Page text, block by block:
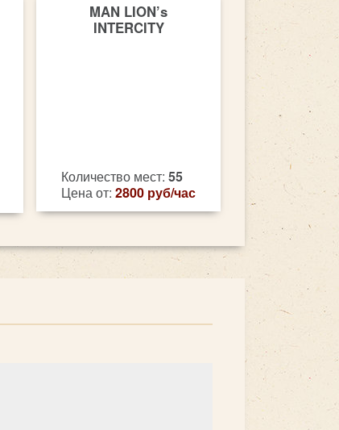
MAN LION’s
INTERCITY
Количество мест:55
Цена от:2800 руб/час